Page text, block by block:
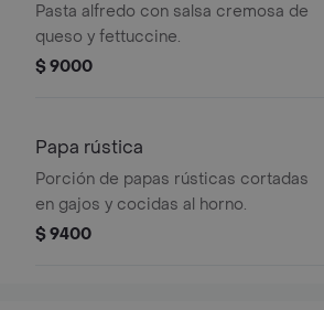
Pasta alfredo con salsa cremosa de
queso y fettuccine.
$ 9000
Papa rústica
Porción de papas rústicas cortadas
en gajos y cocidas al horno.
$ 9400